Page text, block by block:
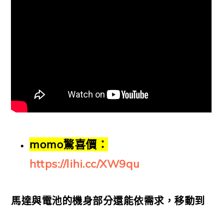
momo驚喜價：
https://lihi.cc/XW9qu
馬達與電池的機身部分還能依需求，移動到